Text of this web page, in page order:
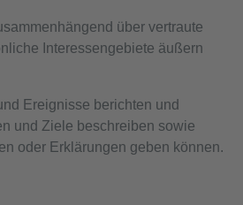
über vertraute
Interessengebiete äußern
Ereignisse berichten und
und Ziele beschreiben sowie
oder Erklärungen geben können.